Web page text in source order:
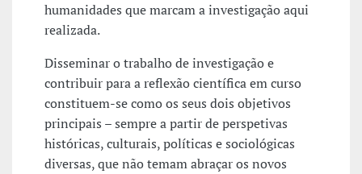
humanidades que marcam a investigação aqui
realizada.
Disseminar o trabalho de investigação e
contribuir para a reflexão científica em curso
constituem-se como os seus dois objetivos
principais – sempre a partir de perspetivas
históricas, culturais, políticas e sociológicas
diversas, que não temam abraçar os novos